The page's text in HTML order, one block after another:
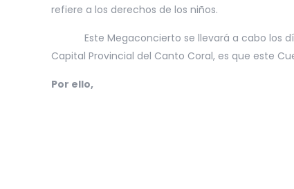
refiere a los derechos de los niños.
Este Megaconcierto se llevará a cabo los días
Capital Provincial del Canto Coral, es que este
Por ello,